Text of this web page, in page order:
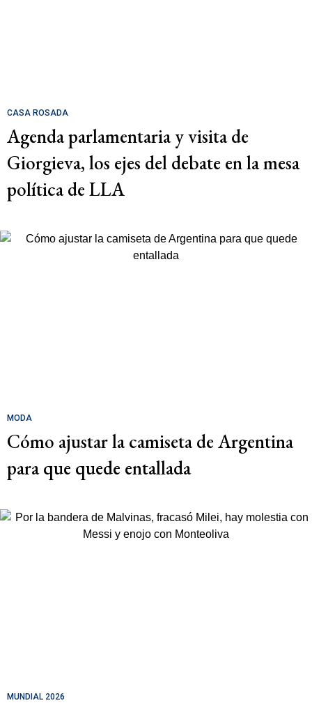
CASA ROSADA
Agenda parlamentaria y visita de
Giorgieva, los ejes del debate en la mesa
política de LLA
MODA
Cómo ajustar la camiseta de Argentina
para que quede entallada
MUNDIAL 2026